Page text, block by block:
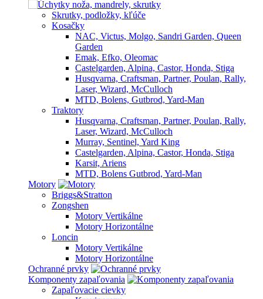
Skrutky, podložky, kľúče
Kosačky
NAC, Victus, Molgo, Sandri Garden, Queen
Garden
Emak, Efko, Oleomac
Castelgarden, Alpina, Castor, Honda, Stiga
Husqvarna, Craftsman, Partner, Poulan, Rally,
Laser, Wizard, McCulloch
MTD, Bolens, Gutbrod, Yard-Man
Traktory
Husqvarna, Craftsman, Partner, Poulan, Rally,
Laser, Wizard, McCulloch
Murray, Sentinel, Yard King
Castelgarden, Alpina, Castor, Honda, Stiga
Karsit, Ariens
MTD, Bolens Gutbrod, Yard-Man
Motory
Briggs&Stratton
Zongshen
Motory Vertikálne
Motory Horizontálne
Loncin
Motory Vertikálne
Motory Horizontálne
Ochranné prvky
Komponenty zapaľovania
Zapaľovacie cievky